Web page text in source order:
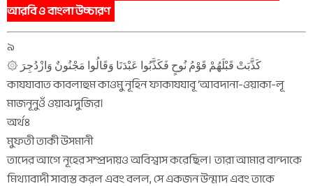
আরবি ও বাংলা উচ্চারণ
৯
۞ كَذَّبَتْ قَبْلَهُمْ قَوْمُ نُوحٍ فَكَذَّبُوا عَبْدَنَا وَقَالُوا مَجْنُونٌ وَازْدُجِرَ
কাযযাবাত কাবলাহুম কাওমু নূহিন ফাকাযযাবূ ‘আবদানা-ওয়াকা-লূ
মাজনূনুওঁ ওয়াঝদুজির।
অর্থঃ
মুফতী তাকী উসমানী
তাদের আগে নূহের সম্প্রদায়ও অবিশ্বাস করেছিল। তারা আমার বান্দাকে
মিথ্যাবাদী সাব্যস্ত করল এবং বলল, সে একজন উন্মাদ এবং তাকে